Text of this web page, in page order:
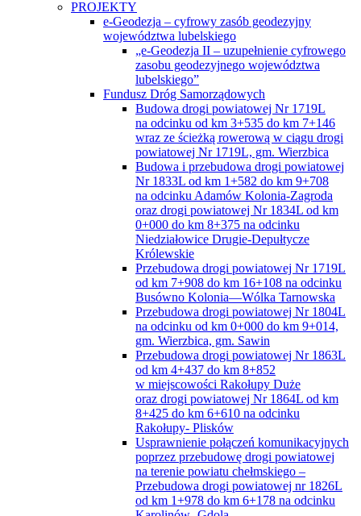
PROJEKTY
e-Geodezja – cyfrowy zasób geodezyjny
województwa lubelskiego
„e-Geodezja II – uzupełnienie cyfrowego
zasobu geodezyjnego województwa
lubelskiego”
Fundusz Dróg Samorządowych
Budowa drogi powiatowej Nr 1719L
na odcinku od km 3+535 do km 7+146
wraz ze ścieżką rowerową w ciągu drogi
powiatowej Nr 1719L, gm. Wierzbica
Budowa i przebudowa drogi powiatowej
Nr 1833L od km 1+582 do km 9+708
na odcinku Adamów Kolonia-Zagroda
oraz drogi powiatowej Nr 1834L od km
0+000 do km 8+375 na odcinku
Niedziałowice Drugie-Depułtycze
Królewskie
Przebudowa drogi powiatowej Nr 1719L
od km 7+908 do km 16+108 na odcinku
Busówno Kolonia—Wólka Tarnowska
Przebudowa drogi powiatowej Nr 1804L
na odcinku od km 0+000 do km 9+014,
gm. Wierzbica, gm. Sawin
Przebudowa drogi powiatowej Nr 1863L
od km 4+437 do km 8+852
w miejscowości Rakołupy Duże
oraz drogi powiatowej Nr 1864L od km
8+425 do km 6+610 na odcinku
Rakołupy- Plisków
Usprawnienie połączeń komunikacyjnych
poprzez przebudowę drogi powiatowej
na terenie powiatu chełmskiego –
Przebudowa drogi powiatowej nr 1826L
od km 1+978 do km 6+178 na odcinku